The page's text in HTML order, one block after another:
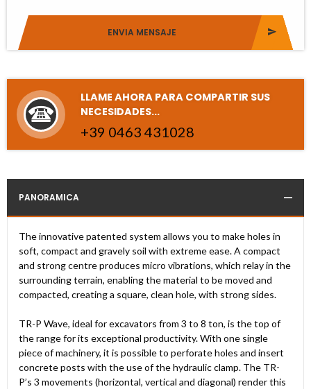
ENVIA MENSAJE
LLAME AHORA PARA COMPARTIR SUS
NECESIDADES...
+39 0463 431 028
PANORAMICA
The innovative patented system allows you to make holes in
soft, compact and gravely soil with extreme ease. A compact
and strong centre produces micro vibrations, which relay in the
surrounding terrain, enabling the material to be moved and
compacted, creating a square, clean hole, with strong sides.
TR-P Wave, ideal for excavators from 3 to 8 ton, is the top of
the range for its exceptional productivity. With one single
piece of machinery, it is possible to perforate holes and insert
concrete posts with the use of the hydraulic clamp. The TR-
P’s 3 movements (horizontal, vertical and diagonal) render this